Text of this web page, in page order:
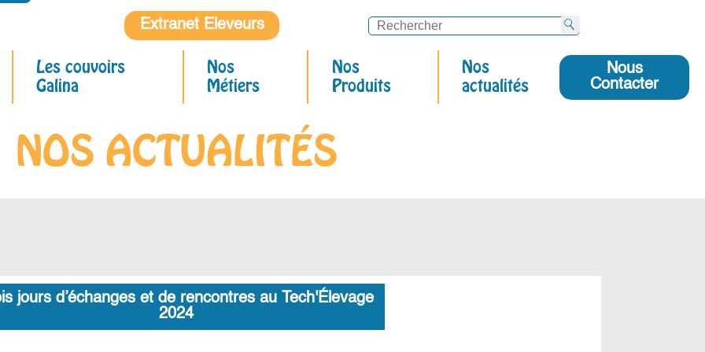
Extranet Eleveurs
Les couvoirs
Galina
Nos
Métiers
Nos
Produits
Nos
actualités
Nous
Contacter
NOS ACTUALITÉS
jours d’échanges et de rencontres au Tech'Élevage
2024
à
la